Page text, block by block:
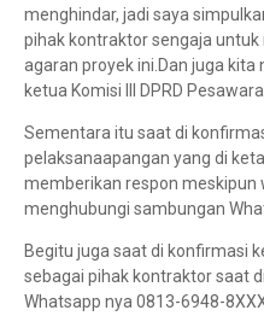
menghindar, jadi saya
pihak kontraktor sengaja
agaran proyek ini.Dan juga
ketua Komisi III DPRD
Sementara itu saat di
pelaksanaapangan yang di
memberikan respon meskipun
menghubungi sambungan
Begitu juga saat di konfirmasi
sebagai pihak kontraktor saat
Whatsapp nya 0813-6948-